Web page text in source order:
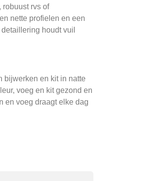
rvs of
nette profielen en een
houdt vuil
bijwerken en kit in natte
voeg en kit gezond en
en voeg draagt elke dag